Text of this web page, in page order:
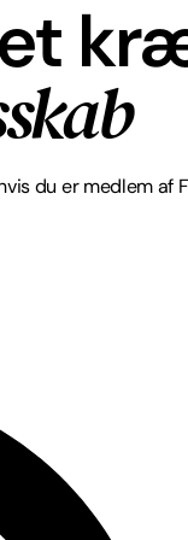
du er medlem af